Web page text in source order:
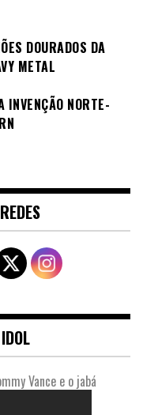
DOURADOS DA
METAL
NORTE-
Vance e o jabá